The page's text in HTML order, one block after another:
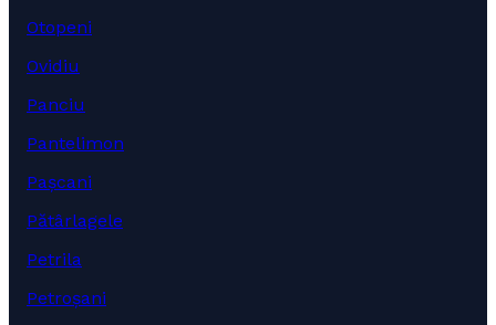
Otopeni
Ovidiu
Panciu
Pantelimon
Pașcani
Pătârlagele
Petrila
Petroșani